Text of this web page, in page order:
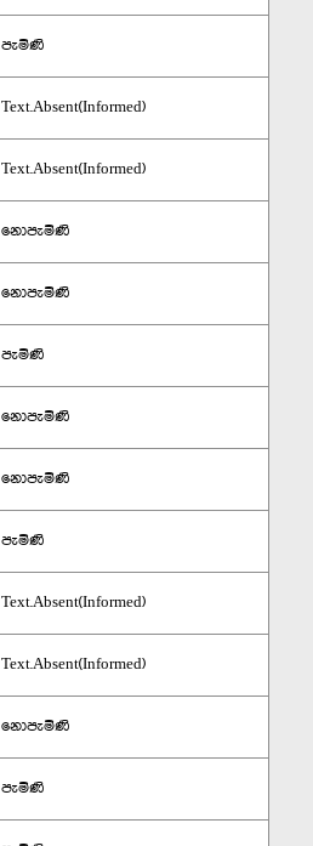
පැමිණි
Text.Absent(Informed)
Text.Absent(Informed)
නොපැමිණි
නොපැමිණි
පැමිණි
නොපැමිණි
නොපැමිණි
පැමිණි
Text.Absent(Informed)
Text.Absent(Informed)
නොපැමිණි
පැමිණි